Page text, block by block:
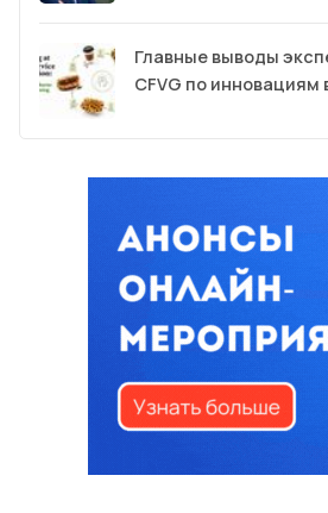
Главные выводы
CFVG по